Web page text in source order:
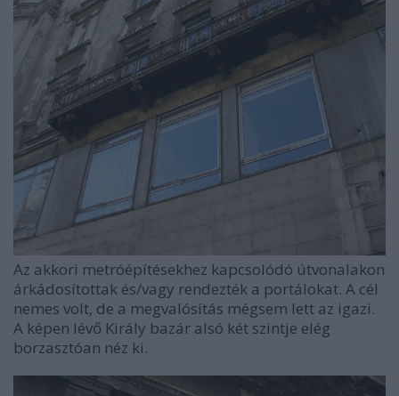
Az akkori metróépítésekhez kapcsolódó útvonalakon
árkádosítottak és/vagy rendezték a portálokat. A cél
nemes volt, de a megvalósítás mégsem lett az igazi.
A képen lévő Király bazár alsó két szintje elég
borzasztóan néz ki.